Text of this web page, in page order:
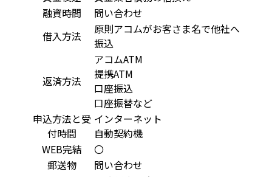
融資時間
問い合わせ
借入方法
原則アコムがお客さま名で他社へ
振込
返済方法
アコムATM
提携ATM
口座振込
口座振替など
申込方法と受
付時間
インターネット
自動契約機
WEB完結
〇
郵送物
問い合わせ